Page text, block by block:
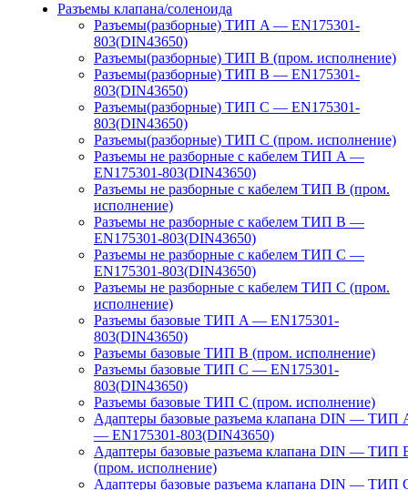
Разъемы клапана/соленоида
Разъемы(разборные) ТИП A — EN175301-
803(DIN43650)
Разъемы(разборные) ТИП В (пром. исполнение)
Разъемы(разборные) ТИП B — EN175301-
803(DIN43650)
Разъемы(разборные) ТИП C — EN175301-
803(DIN43650)
Разъемы(разборные) ТИП С (пром. исполнение)
Разъемы не разборные с кабелем ТИП A —
EN175301-803(DIN43650)
Разъемы не разборные с кабелем ТИП B (пром.
исполнение)
Разъемы не разборные с кабелем ТИП B —
EN175301-803(DIN43650)
Разъемы не разборные с кабелем ТИП C —
EN175301-803(DIN43650)
Разъемы не разборные с кабелем ТИП C (пром.
исполнение)
Разъемы базовые ТИП A — EN175301-
803(DIN43650)
Разъемы базовые ТИП В (пром. исполнение)
Разъемы базовые ТИП C — EN175301-
803(DIN43650)
Разъемы базовые ТИП C (пром. исполнение)
Адаптеры базовые разъема клапана DIN — ТИП
— EN175301-803(DIN43650)
Адаптеры базовые разъема клапана DIN — ТИП
(пром. исполнение)
Адаптеры базовые разъема клапана DIN — ТИП